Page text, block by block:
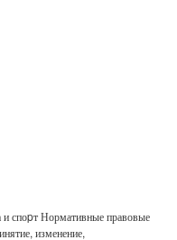
и споpт Нормативные правовые
изменение,